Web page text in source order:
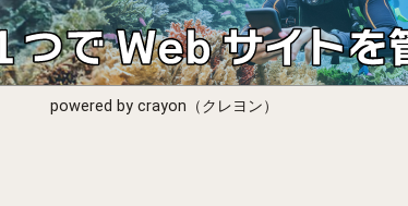
powered by crayon（クレヨン）